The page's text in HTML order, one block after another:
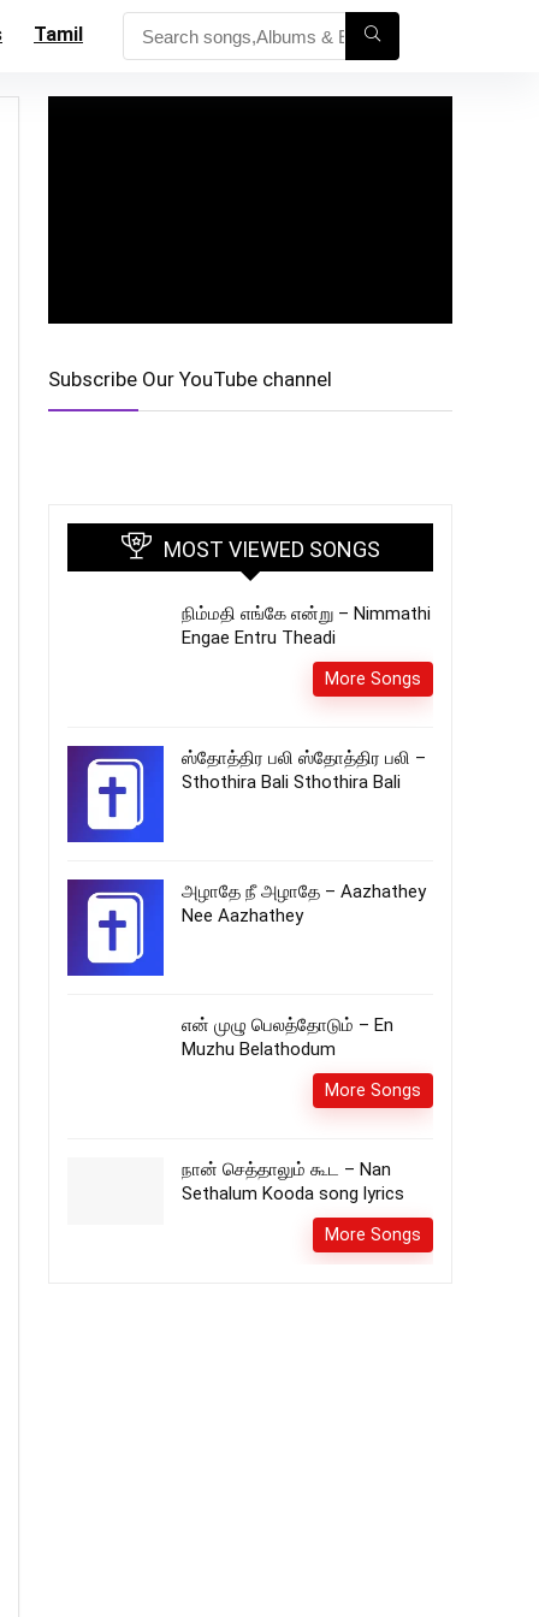
Tamil
Subscribe Our YouTube channel
MOST VIEWED SONGS
நிம்மதி எங்கே என்று – Nimmathi
Engae Entru Theadi
More Songs
ஸ்தோத்திர பலி ஸ்தோத்திர பலி –
Sthothira Bali Sthothira Bali
அழாதே நீ அழாதே – Aazhathey
Nee Aazhathey
என் முழு பெலத்தோடும் – En
Muzhu Belathodum
More Songs
நான் செத்தாலும் கூட – Nan
Sethalum Kooda song lyrics
More Songs